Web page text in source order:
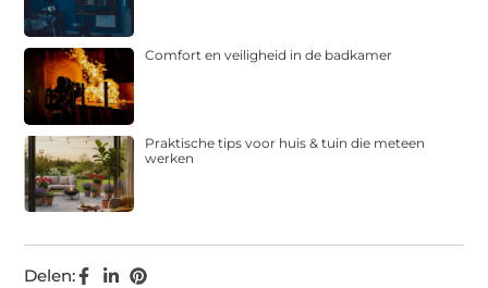
Delen:
Comfort en veiligheid in de badkamer
Praktische tips voor huis & tuin die meteen
werken